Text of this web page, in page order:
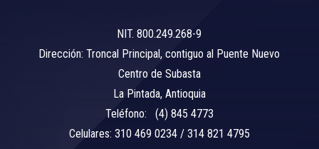
NIT. 800.249.268-9
Dirección: Troncal Principal, contiguo al Puente Nuevo
Centro de Subasta
La Pintada, Antioquia
Teléfono: (4) 845 4773
Celulares: 310 469 0234 / 314 821 4795